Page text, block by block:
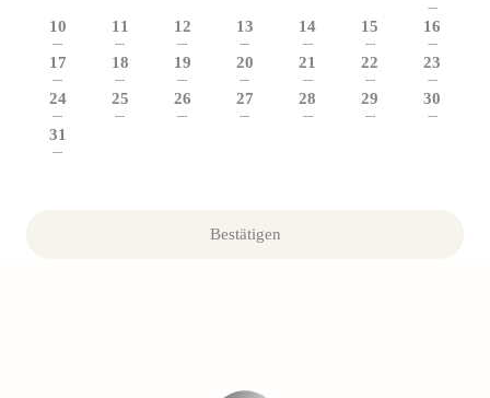
---
10
---
11
---
12
---
13
---
14
---
15
---
16
---
17
---
18
---
19
---
20
---
21
---
22
---
23
---
24
---
25
---
26
---
27
---
28
---
29
---
30
---
31
---
Bestätigen